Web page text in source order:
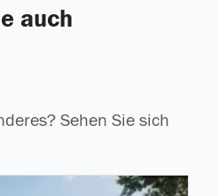
auch
Sehen Sie sich